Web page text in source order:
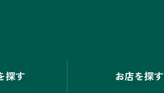
探す お店を探す